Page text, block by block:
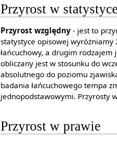
Przyrost w statystyce
Przyrost względny - jest to
statystyce opisowej wyróżniamy
łańcuchowy, a drugim rodzajem
obliczany jest w stosunku do
absolutnego do poziomu
badania łańcuchowego tempa
jednopodstawowymi. Przyrosty
Przyrost w prawie